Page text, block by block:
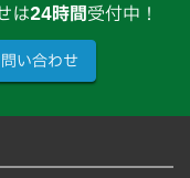
は24時間受付中！
い合わせ